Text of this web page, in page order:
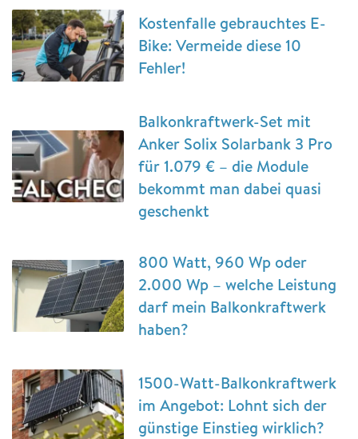
Kostenfalle gebrauchtes E-
Bike: Vermeide diese 10
Fehler!
Balkonkraftwerk-Set mit
Anker Solix Solarbank 3 Pro
für 1.079 € – die Module
bekommt man dabei quasi
geschenkt
800 Watt, 960 Wp oder
2.000 Wp – welche Leistung
darf mein Balkonkraftwerk
haben?
1500-Watt-Balkonkraftwerk
im Angebot: Lohnt sich der
günstige Einstieg wirklich?